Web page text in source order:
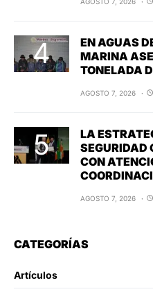
EN AGUAS
MARINA
TONELADA
AGOSTO 7, 2026
LA
SEGURIDAD
CON
AGOSTO 7, 2026
CATEGORÍAS
Artículos